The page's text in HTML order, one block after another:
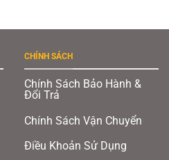
CHÍNH SÁCH
Chính Sách Bảo Hành &
Đổi Trả
Chính Sách Vận Chuyển
Điều Khoản Sử Dụng